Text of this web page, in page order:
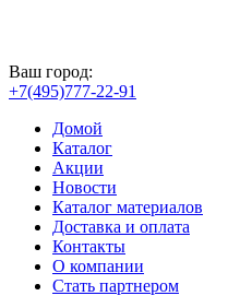
Ваш город:
+7(495)777-22-91
Домой
Каталог
Акции
Новости
Каталог материалов
Доставка и оплата
Контакты
О компании
Стать партнером